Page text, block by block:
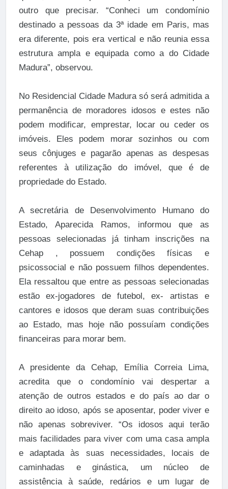
outro que precisar. “Conheci um condomínio
destinado a pessoas da 3ª idade em Paris, mas
era diferente, pois era vertical e não reunia essa
estrutura ampla e equipada como a do Cidade
Madura”, observou.
No Residencial Cidade Madura só será admitida a
permanência de moradores idosos e estes não
podem modificar, emprestar, locar ou ceder os
imóveis. Eles podem morar sozinhos ou com
seus cônjuges e pagarão apenas as despesas
referentes à utilização do imóvel, que é de
propriedade do Estado.
A secretária de Desenvolvimento Humano do
Estado, Aparecida Ramos, informou que as
pessoas selecionadas já tinham inscrições na
Cehap , possuem condições físicas e
psicossocial e não possuem filhos dependentes.
Ela ressaltou que entre as pessoas selecionadas
estão ex-jogadores de futebol, ex- artistas e
cantores e idosos que deram suas contribuições
ao Estado, mas hoje não possuíam condições
financeiras para morar bem.
A presidente da Cehap, Emília Correia Lima,
acredita que o condomínio vai despertar a
atenção de outros estados e do país ao dar o
direito ao idoso, após se aposentar, poder viver e
não apenas sobreviver. “Os idosos aqui terão
mais facilidades para viver com uma casa ampla
e adaptada às suas necessidades, locais de
caminhadas e ginástica, um núcleo de
assistência à saúde, redários e um lugar de